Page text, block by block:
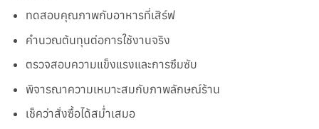
ทดสอบคุณภาพกับอาหารที่เสิร์ฟ
คำนวณต้นทุนต่อการใช้งานจริง
ตรวจสอบความแข็งแรงและการซึมซับ
พิจารณาความเหมาะสมกับภาพลักษณ์ร้าน
เช็คว่าสั่งซื้อได้สม่ำเสมอ